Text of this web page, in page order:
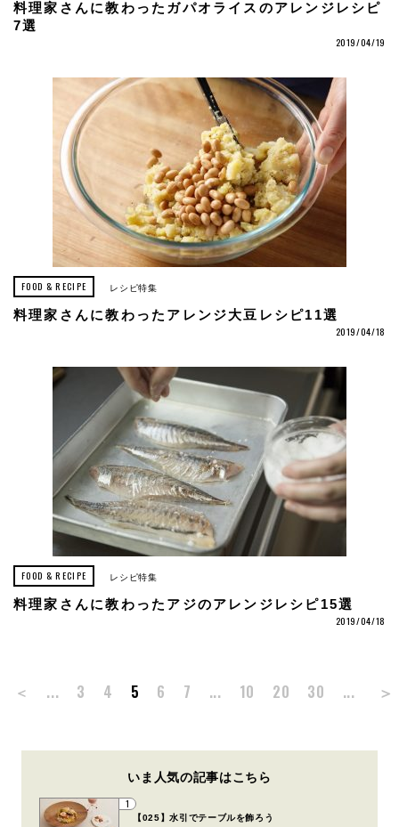
料理家さんに教わったガパオライスのアレンジレシピ
7選
2019/04/19
FOOD & RECIPE レシピ特集
料理家さんに教わったアレンジ大豆レシピ11選
2019/04/18
FOOD & RECIPE レシピ特集
料理家さんに教わったアジのアレンジレシピ15選
2019/04/18
＜ ... 3 4 5 6 7 ... 10 20 30 ... ＞
いま人気の記事はこちら
1
【025】水引でテーブルを飾ろう